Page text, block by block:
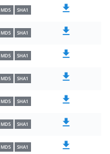
MD5 SHA1
MD5 SHA1
MD5 SHA1
MD5 SHA1
MD5 SHA1
MD5 SHA1
MD5 SHA1